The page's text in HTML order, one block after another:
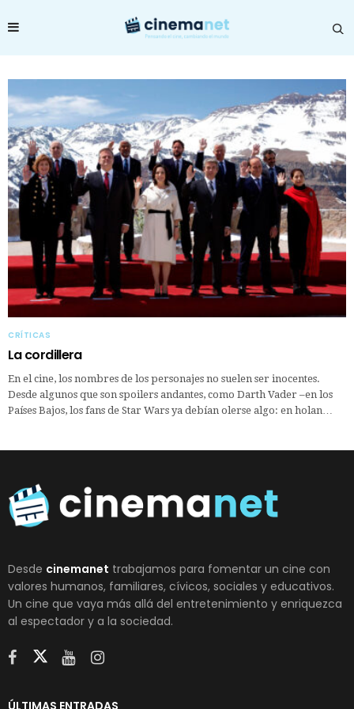
CRÍTICAS
La cordillera
En el cine, los nombres de los personajes no suelen ser inocentes.
Desde algunos que son spoilers andantes, como Darth Vader –en los
Países Bajos, los fans de Star Wars ya debían olerse algo: en holan…
Desde cinemanet trabajamos para fomentar un cine con
valores humanos, familiares, cívicos, sociales y educativos.
Un cine que vaya más allá del entretenimiento y enriquezca
al espectador y a la sociedad.
ÚLTIMAS ENTRADAS